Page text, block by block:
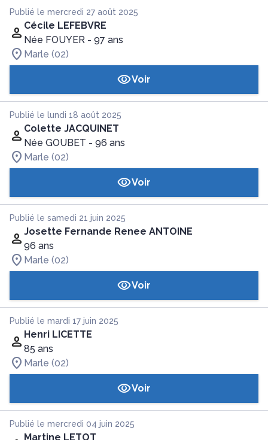
Publié le mercredi 27 août 2025
Cécile LEFEBVRE
Née FOUYER - 97 ans
Marle (02)
Voir
Publié le lundi 18 août 2025
Colette JACQUINET
Née GOUBET - 96 ans
Marle (02)
Voir
Publié le samedi 21 juin 2025
Josette Fernande Renee ANTOINE
96 ans
Marle (02)
Voir
Publié le mardi 17 juin 2025
Henri LICETTE
85 ans
Marle (02)
Voir
Publié le mercredi 04 juin 2025
Martine LETOT